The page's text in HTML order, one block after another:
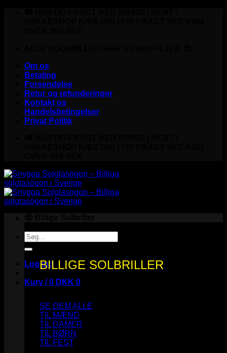
Om os
Betaling
Forsendelse
Retur og refunderinger
Kontakt os
Handelsbetingelser
Privat Politik
Søg
efter:
Log ind
Kurv /0 DKK 0
Ingen varer i kurven.
BILLIGE SOLBRILLER
SE DEM ALLE
TIL MÆND
TIL DAMER
TIL BØRN
TIL FEST